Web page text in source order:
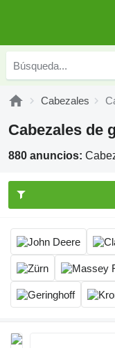
Cabezales
Cabezales de
880 anuncios: